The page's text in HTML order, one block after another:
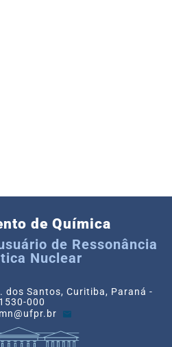
de Química
de Ressonância
Nuclear
dos Santos, Curitiba, Paraná -
000